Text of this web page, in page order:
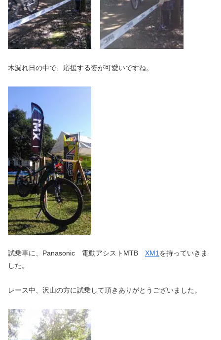
木漏れ日の中で、応援する姿が可愛いですね。
試乗車に、Panasonic 電動アシストMTB XM1 を持っていきま
した。
レース中、沢山の方に試乗して頂きありがとうございました。